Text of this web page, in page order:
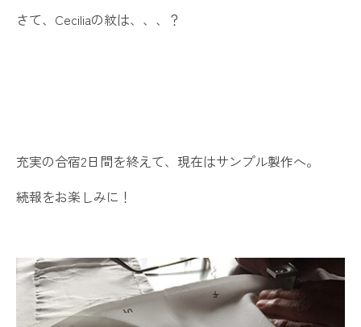
さて、Ceciliaの紋は、、、？
充実の合宿2日間を終えて、現在はサンプル製作へ。
続報をお楽しみに！